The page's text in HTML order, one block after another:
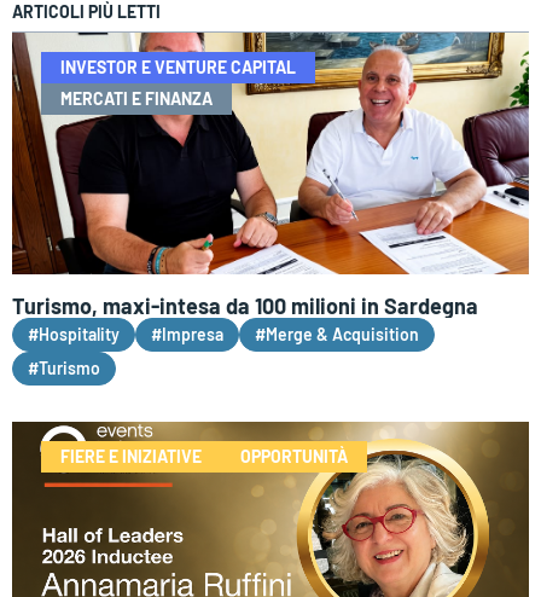
ARTICOLI PIÙ LETTI
INVESTOR E VENTURE CAPITAL
MERCATI E FINANZA
Turismo, maxi-intesa da 100 milioni in Sardegna
#Hospitality #Impresa
#Merge & Acquisition
#Turismo
FIERE E INIZIATIVE OPPORTUNITÀ